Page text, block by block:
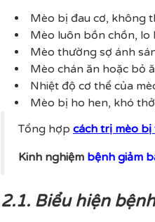
Mèo bị đau cơ, không
Mèo luôn bồn chồn, lo
Mèo thường sợ ánh
Mèo chán ăn hoặc bỏ
Nhiệt độ cơ thể của
Mèo bị ho hen, khó
Tổng hợp cách trị mèo bị
Kinh nghiệm bệnh giảm
2.1. Biểu hiện